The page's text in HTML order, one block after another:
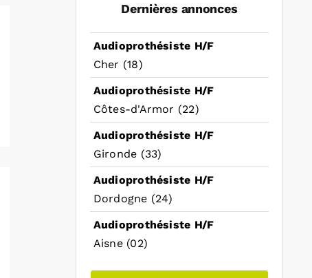
Dernières annonces
Audioprothésiste H/F
Cher (18)
Audioprothésiste H/F
Côtes-d'Armor (22)
Audioprothésiste H/F
Gironde (33)
Audioprothésiste H/F
Dordogne (24)
Audioprothésiste H/F
Aisne (02)